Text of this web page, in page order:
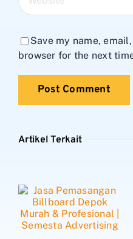
Save my name,
browser for the next
Artikel Terkait